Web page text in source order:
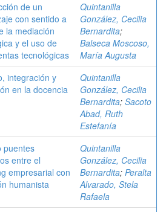
de un
con sentido a
la mediación
y el uso de
tecnológicas
Quintanilla
González, Cecilia
Bernardita;
Balseca Moscoso,
María Augusta
integración y
en la docencia
Quintanilla
González, Cecilia
Bernardita; Sacoto
Abad, Ruth
Estefanía
puentes
entre el
empresarial con
humanista
Quintanilla
González, Cecilia
Bernardita; Peralta
Alvarado, Stela
Rafaela